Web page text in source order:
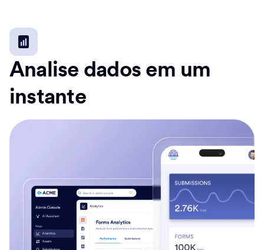
Analise dados em um
instante